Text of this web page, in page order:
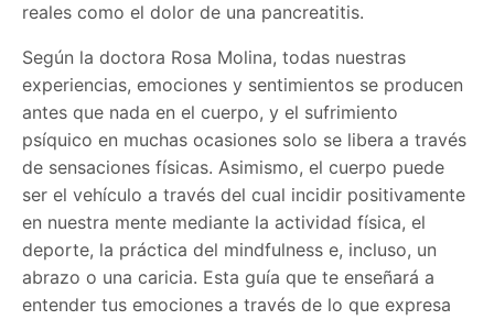
reales como el dolor de una pancreatitis.
Según la doctora Rosa Molina, todas nuestras
experiencias, emociones y sentimientos se producen
antes que nada en el cuerpo, y el sufrimiento
psíquico en muchas ocasiones solo se libera a través
de sensaciones físicas. Asimismo, el cuerpo puede
ser el vehículo a través del cual incidir positivamente
en nuestra mente mediante la actividad física, el
deporte, la práctica del mindfulness e, incluso, un
abrazo o una caricia. Esta guía que te enseñará a
entender tus emociones a través de lo que expresa